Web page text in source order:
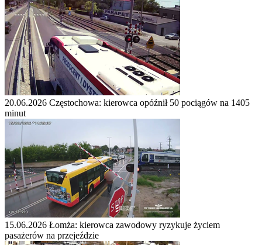
20.06.2026 Częstochowa: kierowca opóźnił 50 pociągów na 1405
minut
15.06.2026 Łomża: kierowca zawodowy ryzykuje życiem
pasażerów na przejeździe